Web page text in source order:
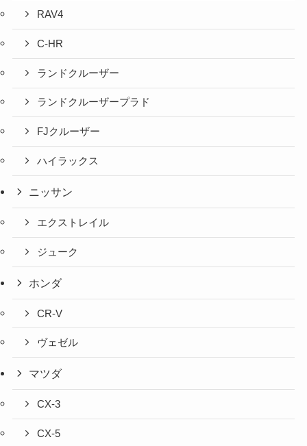
RAV4
C-HR
ランドクルーザー
ランドクルーザープラド
FJクルーザー
ハイラックス
ニッサン
エクストレイル
ジューク
ホンダ
CR-V
ヴェゼル
マツダ
CX-3
CX-5